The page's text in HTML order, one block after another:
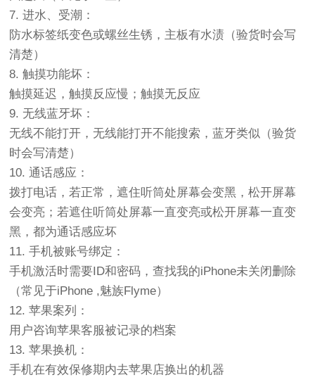
7. 进水、受潮：
防水标签纸变色或螺丝生锈，主板有水渍（验货时会写
清楚）
8. 触摸功能坏：
触摸延迟，触摸反应慢；触摸无反应
9. 无线蓝牙坏：
无线不能打开，无线能打开不能搜索，蓝牙类似（验货
时会写清楚）
10. 通话感应：
拨打电话，若正常，遮住听筒处屏幕会变黑，松开屏幕
会变亮；若遮住听筒处屏幕一直变亮或松开屏幕一直变
黑，都为通话感应坏
11. 手机被账号绑定：
手机激活时需要ID和密码，查找我的iPhone未关闭删除
（常见于iPhone ,魅族Flyme）
12. 苹果案列：
用户咨询苹果客服被记录的档案
13. 苹果换机：
手机在有效保修期内去苹果店换出的机器